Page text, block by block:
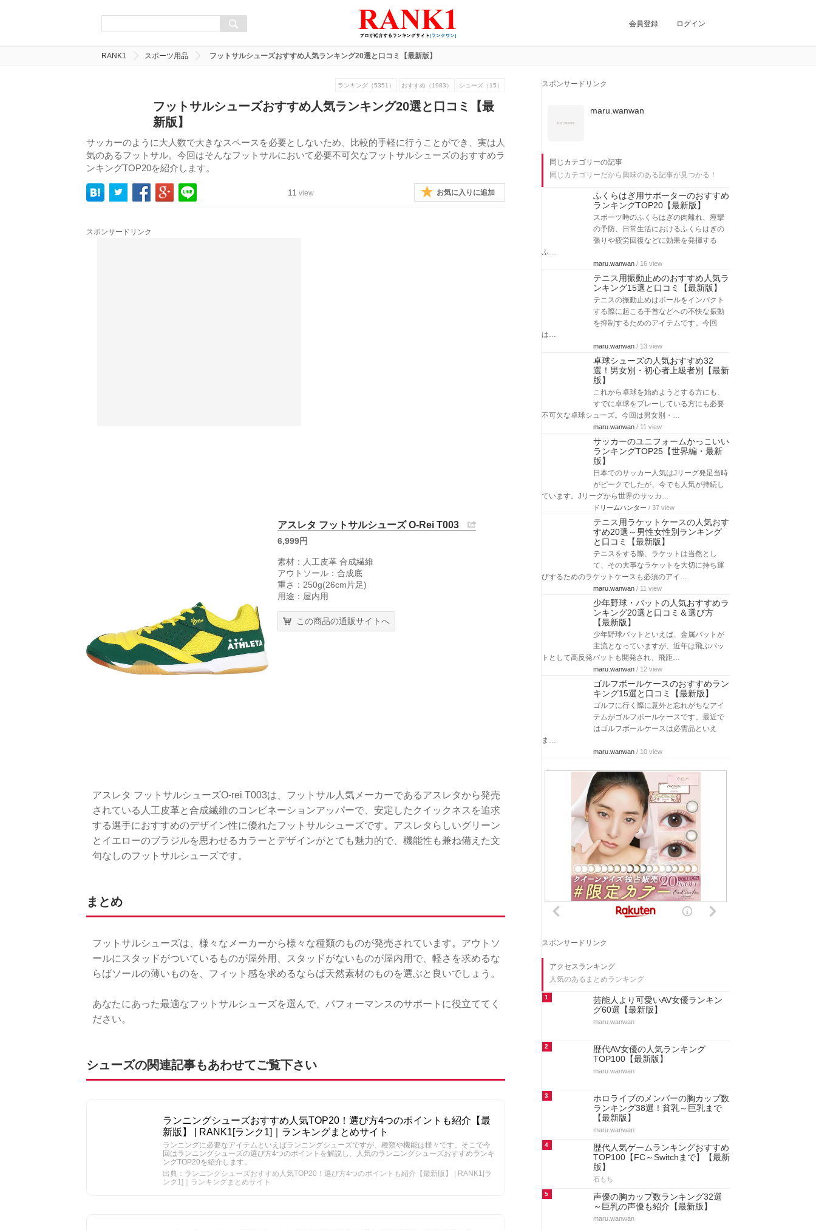
会員登録 ログイン
RANK1 スポーツ用品 フットサルシューズおすすめ人気ランキング20選と口コミ【最新版】
ランキング（5351） おすすめ（1983） シューズ（15）
フットサルシューズおすすめ人気ランキング20選と口コミ【最
新版】
サッカーのように大人数で大きなスペースを必要としないため、比較的手軽に行うことができ、実は人
気のあるフットサル。今回はそんなフットサルにおいて必要不可欠なフットサルシューズのおすすめラ
ンキングTOP20を紹介します。
11 view お気に入りに追加
スポンサードリンク
アスレタ フットサルシューズ O-Rei T003
6,999円
素材：人工皮革 合成繊維
アウトソール：合成底
重さ：250g(26cm片足)
用途：屋内用
この商品の通販サイトへ
アスレタ フットサルシューズO-rei T003は、フットサル人気メーカーであるアスレタから発売
されている人工皮革と合成繊維のコンビネーションアッパーで、安定したクイックネスを追求
する選手におすすめのデザイン性に優れたフットサルシューズです。アスレタらしいグリーン
とイエローのブラジルを思わせるカラーとデザインがとても魅力的で、機能性も兼ね備えた文
句なしのフットサルシューズです。
まとめ
フットサルシューズは、様々なメーカーから様々な種類のものが発売されています。アウトソ
ールにスタッドがついているものが屋外用、スタッドがないものが屋内用で、軽さを求めるな
らばソールの薄いものを、フィット感を求めるならば天然素材のものを選ぶと良いでしょう。
あなたにあった最適なフットサルシューズを選んで、パフォーマンスのサポートに役立ててく
ださい。
シューズの関連記事もあわせてご覧下さい
ランニングシューズおすすめ人気TOP20！選び方4つのポイントも紹介【最
新版】 | RANK1[ランク1]｜ランキングまとめサイト
ランニングに必要なアイテムといえばランニングシューズですが、種類や機能は様々です。そこで今
回はランニングシューズの選び方4つのポイントを解説し、人気のランニングシューズおすすめランキ
ングTOP20を紹介します。
出典：ランニングシューズおすすめ人気TOP20！選び方4つのポイントも紹介【最新版】 | RANK1[ラ
ンク1]｜ランキングまとめサイト
スポンサードリンク
maru.wanwan
同じカテゴリーの記事
同じカテゴリーだから興味のある記事が見つかる！
ふくらはぎ用サポーターのおすすめ
ランキングTOP20【最新版】
スポーツ時のふくらはぎの肉離れ、痙攣
の予防、日常生活におけるふくらはぎの
張りや疲労回復などに効果を発揮する
ふ…
maru.wanwan / 16 view
テニス用振動止めのおすすめ人気ラ
ンキング15選と口コミ【最新版】
テニスの振動止めはボールをインパクト
する際に起こる手首などへの不快な振動
を抑制するためのアイテムです。今回
は…
maru.wanwan / 13 view
卓球シューズの人気おすすめ32
選！男女別・初心者上級者別【最新
版】
これから卓球を始めようとする方にも、
すでに卓球をプレーしている方にも必要
不可欠な卓球シューズ。今回は男女別・…
maru.wanwan / 11 view
サッカーのユニフォームかっこいい
ランキングTOP25【世界編・最新
版】
日本でのサッカー人気はJリーグ発足当時
がピークでしたが、今でも人気が持続し
ています。Jリーグから世界のサッカ…
ドリームハンター / 37 view
テニス用ラケットケースの人気おす
すめ20選～男性女性別ランキング
と口コミ【最新版】
テニスをする際、ラケットは当然とし
て、その大事なラケットを大切に持ち運
びするためのラケットケースも必須のアイ…
maru.wanwan / 11 view
少年野球・バットの人気おすすめラ
ンキング20選と口コミ＆選び方
【最新版】
少年野球バットといえば、金属バットが
主流となっていますが、近年は飛ぶバッ
トとして高反発バットも開発され、飛距…
maru.wanwan / 12 view
ゴルフボールケースのおすすめラン
キング15選と口コミ【最新版】
ゴルフに行く際に意外と忘れがちなアイ
テムがゴルフボールケースです。最近で
はゴルフボールケースは必需品といえ
ま…
maru.wanwan / 10 view
スポンサードリンク
アクセスランキング
人気のあるまとめランキング
1
芸能人より可愛いAV女優ランキン
グ60選【最新版】
maru.wanwan
2
歴代AV女優の人気ランキング
TOP100【最新版】
maru.wanwan
3
ホロライブのメンバーの胸カップ数
ランキング38選！貧乳～巨乳まで
【最新版】
maru.wanwan
4
歴代人気ゲームランキングおすすめ
TOP100【FC～Switchまで】【最新
版】
石もち
5
声優の胸カップ数ランキング32選
～巨乳の声優も紹介【最新版】
maru.wanwan